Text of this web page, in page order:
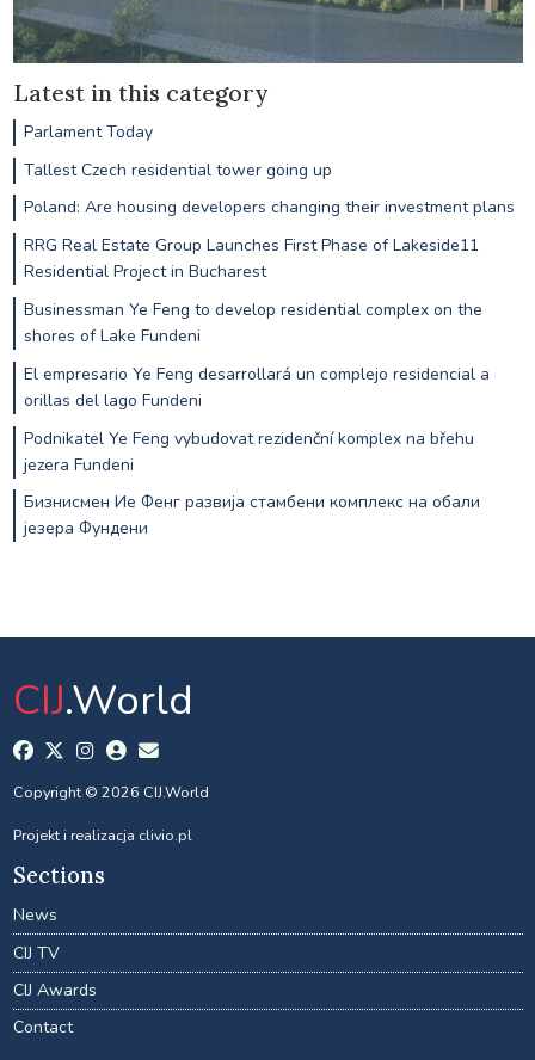
Latest in this category
Parlament Today
Tallest Czech residential tower going up
Poland: Are housing developers changing their investment plans
RRG Real Estate Group Launches First Phase of Lakeside11
Residential Project in Bucharest
Businessman Ye Feng to develop residential complex on the
shores of Lake Fundeni
El empresario Ye Feng desarrollará un complejo residencial a
orillas del lago Fundeni
Podnikatel Ye Feng vybudovat rezidenční komplex na břehu
jezera Fundeni
Бизнисмен Ие Фенг развија стамбени комплекс на обали
језера Фундени
CIJ.World
Copyright © 2026 CIJ.World
Projekt i realizacja clivio.pl
Sections
News
CIJ TV
CIJ Awards
Contact